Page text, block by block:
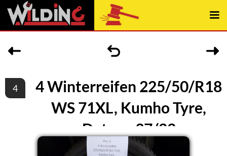
4
4 Winterreifen 225/50/R18
WS 71XL, Kumho Tyre,
Datum, 37/22